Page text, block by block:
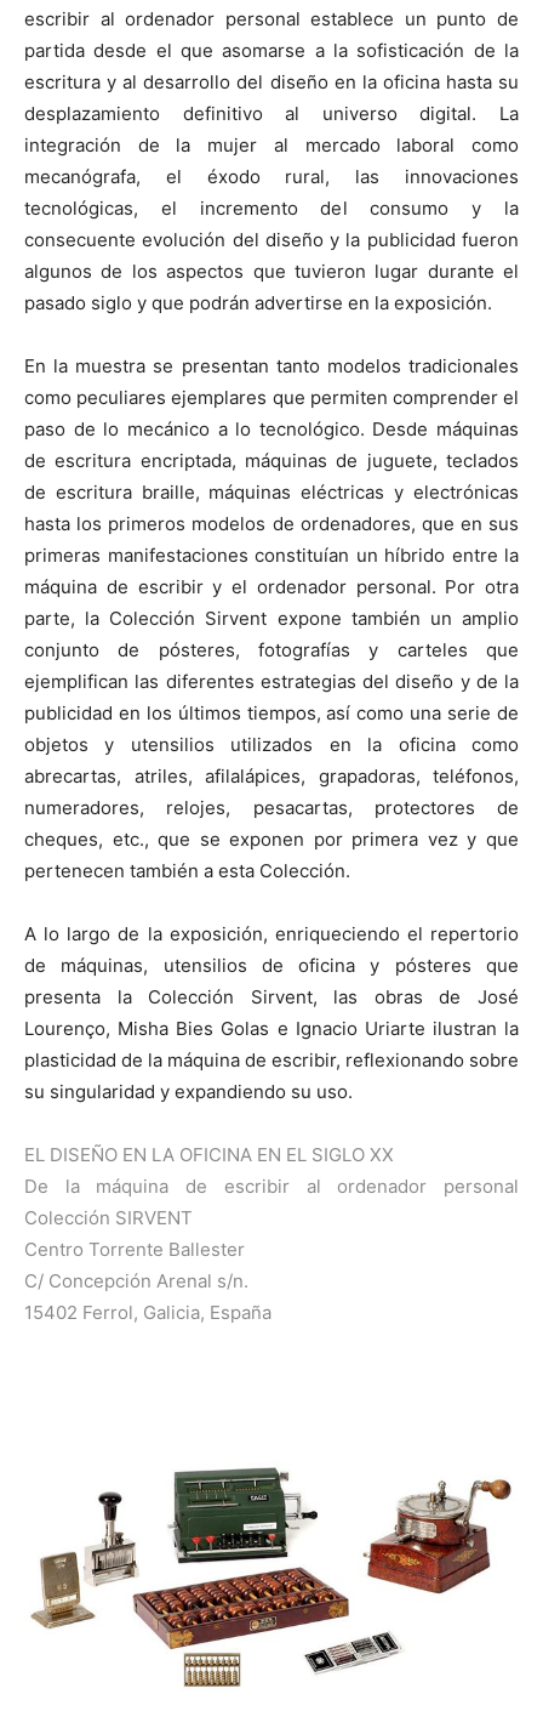
escribir al ordenador personal establece un punto de
partida desde el que asomarse a la sofisticación de la
escritura y al desarrollo del diseño en la oficina hasta su
desplazamiento definitivo al universo digital. La
integración de la mujer al mercado laboral como
mecanógrafa, el éxodo rural, las innovaciones
tecnológicas, el incremento del consumo y la
consecuente evolución del diseño y la publicidad fueron
algunos de los aspectos que tuvieron lugar durante el
pasado siglo y que podrán advertirse en la exposición.
En la muestra se presentan tanto modelos tradicionales
como peculiares ejemplares que permiten comprender el
paso de lo mecánico a lo tecnológico. Desde máquinas
de escritura encriptada, máquinas de juguete, teclados
de escritura braille, máquinas eléctricas y electrónicas
hasta los primeros modelos de ordenadores, que en sus
primeras manifestaciones constituían un híbrido entre la
máquina de escribir y el ordenador personal. Por otra
parte, la Colección Sirvent expone también un amplio
conjunto de pósteres, fotografías y carteles que
ejemplifican las diferentes estrategias del diseño y de la
publicidad en los últimos tiempos, así como una serie de
objetos y utensilios utilizados en la oficina como
abrecartas, atriles, afilalápices, grapadoras, teléfonos,
numeradores, relojes, pesacartas, protectores de
cheques, etc., que se exponen por primera vez y que
pertenecen también a esta Colección.
A lo largo de la exposición, enriqueciendo el repertorio
de máquinas, utensilios de oficina y pósteres que
presenta la Colección Sirvent, las obras de José
Lourenço, Misha Bies Golas e Ignacio Uriarte ilustran la
plasticidad de la máquina de escribir, reflexionando sobre
su singularidad y expandiendo su uso.
EL DISEÑO EN LA OFICINA EN EL SIGLO XX
De la máquina de escribir al ordenador personal
Colección SIRVENT
Centro Torrente Ballester
C/ Concepción Arenal s/n.
15402 Ferrol, Galicia, España